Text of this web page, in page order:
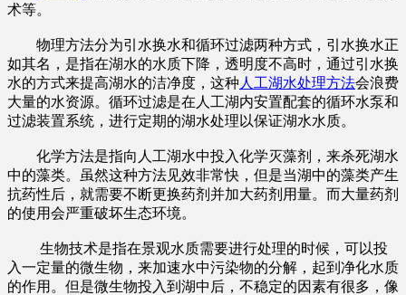
术等。
物理方法分为引水换水和循环过滤两种方式，引水换水正
如其名，是指在湖水的水质下降，透明度不高时，通过引水换
水的方式来提高湖水的洁净度，这种 人工湖水处理方法会浪费
大量的水资源。循环过滤是在人工湖内安置配套的循环水泵和
过滤装置系统，进行定期的湖水处理以保证湖水水质。
化学方法是指向人工湖水中投入化学灭藻剂，来杀死湖水
中的藻类。虽然这种方法见效非常快，但是当湖中的藻类产生
抗药性后，就需要不断更换药剂并加大药剂用量。而大量药剂
的使用会严重破坏生态环境。
生物技术是指在景观水质需要进行处理的时候，可以投
入一定量的微生物，来加速水中污染物的分解，起到净化水质
的作用。但是微生物投入到湖中后，不稳定的因素有很多，像